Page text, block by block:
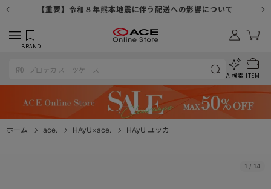
【重要】8/11（火・祝）休業及び配送スケジュールについて
【重要】令和８年熊本地震に伴う配送への影響について
【重要】納品書・領収書ペーパーレス化（電子化）のお知らせ
【重要】天候不良や交通状況・物量増等に伴う配送への影響について
【重要】悪質な詐欺サイトにご注意ください
【重要】各種メールが届かない場合に関しまして
【重要】お問い合わせのご対応に関しまして
【重要】SNSのなりすまし詐欺にご注意ください
BRAND
AI検索 ITEM
ホーム ace. HAyU×ace. HAyU ユッカ
1 / 14